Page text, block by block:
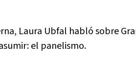
Laura Ubfal habló sobre
el panelismo.